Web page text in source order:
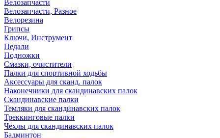
Велозапчасти
Велозапчасти, Разное
Велорезина
Грипсы
Ключи, Инструмент
Педали
Подножки
Смазки, очистители
Палки для спортивной ходьбы
Аксессуары для сканд. палок
Наконечники для скандинавских палок
Скандинавские палки
Темляки для скандинавских палок
Треккинговые палки
Чехлы для скандинавских палок
Бадминтон